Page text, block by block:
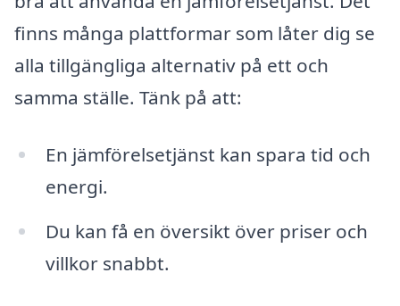
finns många plattformar som låter dig se
alla tillgängliga alternativ på ett och
samma ställe. Tänk på att:
En jämförelsetjänst kan spara tid och
energi.
Du kan få en översikt över priser och
villkor snabbt.